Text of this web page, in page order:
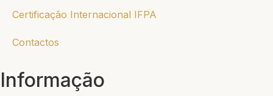
Certificação Internacional IFPA
Contactos
Informação